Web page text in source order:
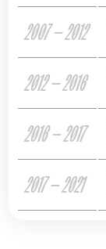
2007 — 2012
2012 — 2016
2016 — 2017
2017 — 2021